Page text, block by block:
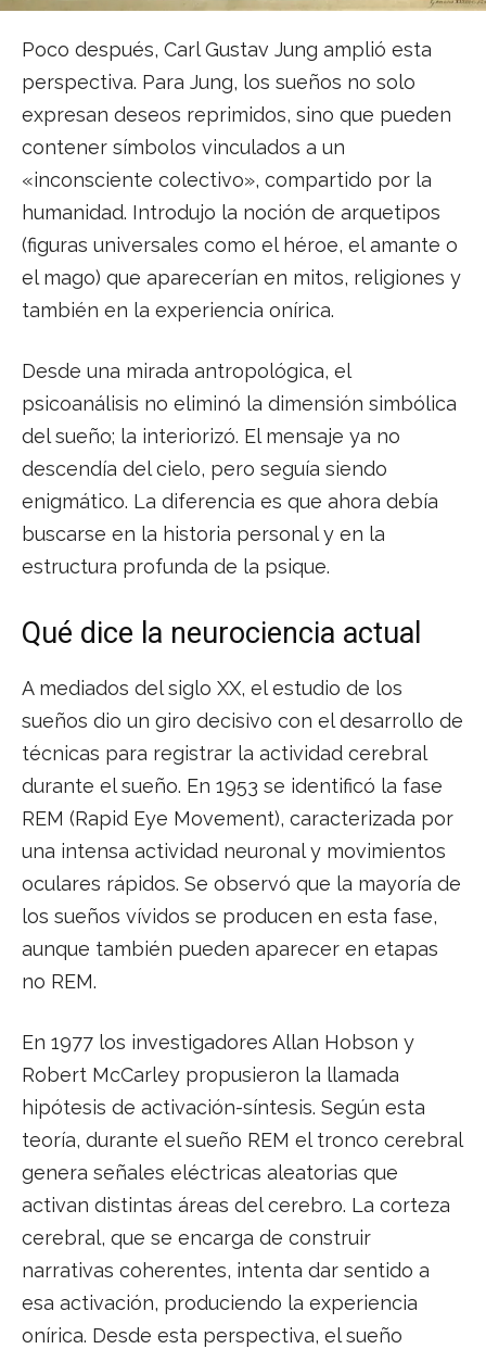
Poco después, Carl Gustav Jung amplió esta
perspectiva. Para Jung, los sueños no solo
expresan deseos reprimidos, sino que pueden
contener símbolos vinculados a un
«inconsciente colectivo», compartido por la
humanidad. Introdujo la noción de arquetipos
(figuras universales como el héroe, el amante o
el mago) que aparecerían en mitos, religiones y
también en la experiencia onírica.
Desde una mirada antropológica, el
psicoanálisis no eliminó la dimensión simbólica
del sueño; la interiorizó. El mensaje ya no
descendía del cielo, pero seguía siendo
enigmático. La diferencia es que ahora debía
buscarse en la historia personal y en la
estructura profunda de la psique.
Qué dice la neurociencia actual
A mediados del siglo XX, el estudio de los
sueños dio un giro decisivo con el desarrollo de
técnicas para registrar la actividad cerebral
durante el sueño. En 1953 se identificó la fase
REM (Rapid Eye Movement), caracterizada por
una intensa actividad neuronal y movimientos
oculares rápidos. Se observó que la mayoría de
los sueños vívidos se producen en esta fase,
aunque también pueden aparecer en etapas
no REM.
En 1977 los investigadores Allan Hobson y
Robert McCarley propusieron la llamada
hipótesis de activación-síntesis. Según esta
teoría, durante el sueño REM el tronco cerebral
genera señales eléctricas aleatorias que
activan distintas áreas del cerebro. La corteza
cerebral, que se encarga de construir
narrativas coherentes, intenta dar sentido a
esa activación, produciendo la experiencia
onírica. Desde esta perspectiva, el sueño